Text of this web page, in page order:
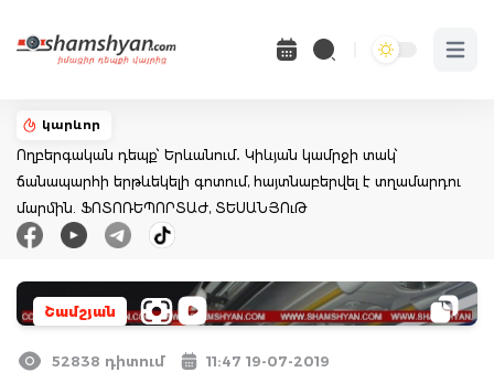
Open
կարևոր
Ողբերգական դեպք՝ Երևանում․ Կիևյան կամրջի տակ՝
ճանապարհի երթևեկելի գոտում, հայտնաբերվել է տղամարդու
մարմին. ՖՈՏՈՌԵՊՈՐՏԱԺ, ՏԵՍԱՆՅՈւԹ
Շամշյան
52838 դիտում 11:47 19-07-2019